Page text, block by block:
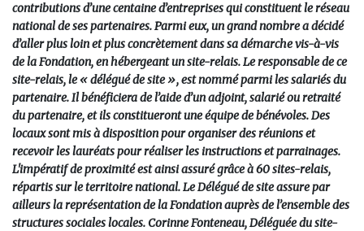
contributions d’une centaine d’entreprises qui constituent le réseau
national de ses partenaires. Parmi eux, un grand nombre a décidé
d’aller plus loin et plus concrètement dans sa démarche vis-à-vis
de la Fondation, en hébergeant un site-relais. Le responsable de ce
site-relais, le « délégué de site », est nommé parmi les salariés du
partenaire. Il bénéficiera de l’aide d’un adjoint, salarié ou retraité
du partenaire, et ils constitueront une équipe de bénévoles. Des
locaux sont mis à disposition pour organiser des réunions et
recevoir les lauréats pour réaliser les instructions et parrainages.
L'impératif de proximité est ainsi assuré grâce à 60 sites-relais,
répartis sur le territoire national. Le Délégué de site assure par
ailleurs la représentation de la Fondation auprès de l’ensemble des
structures sociales locales. Corinne Fonteneau, Déléguée du site-